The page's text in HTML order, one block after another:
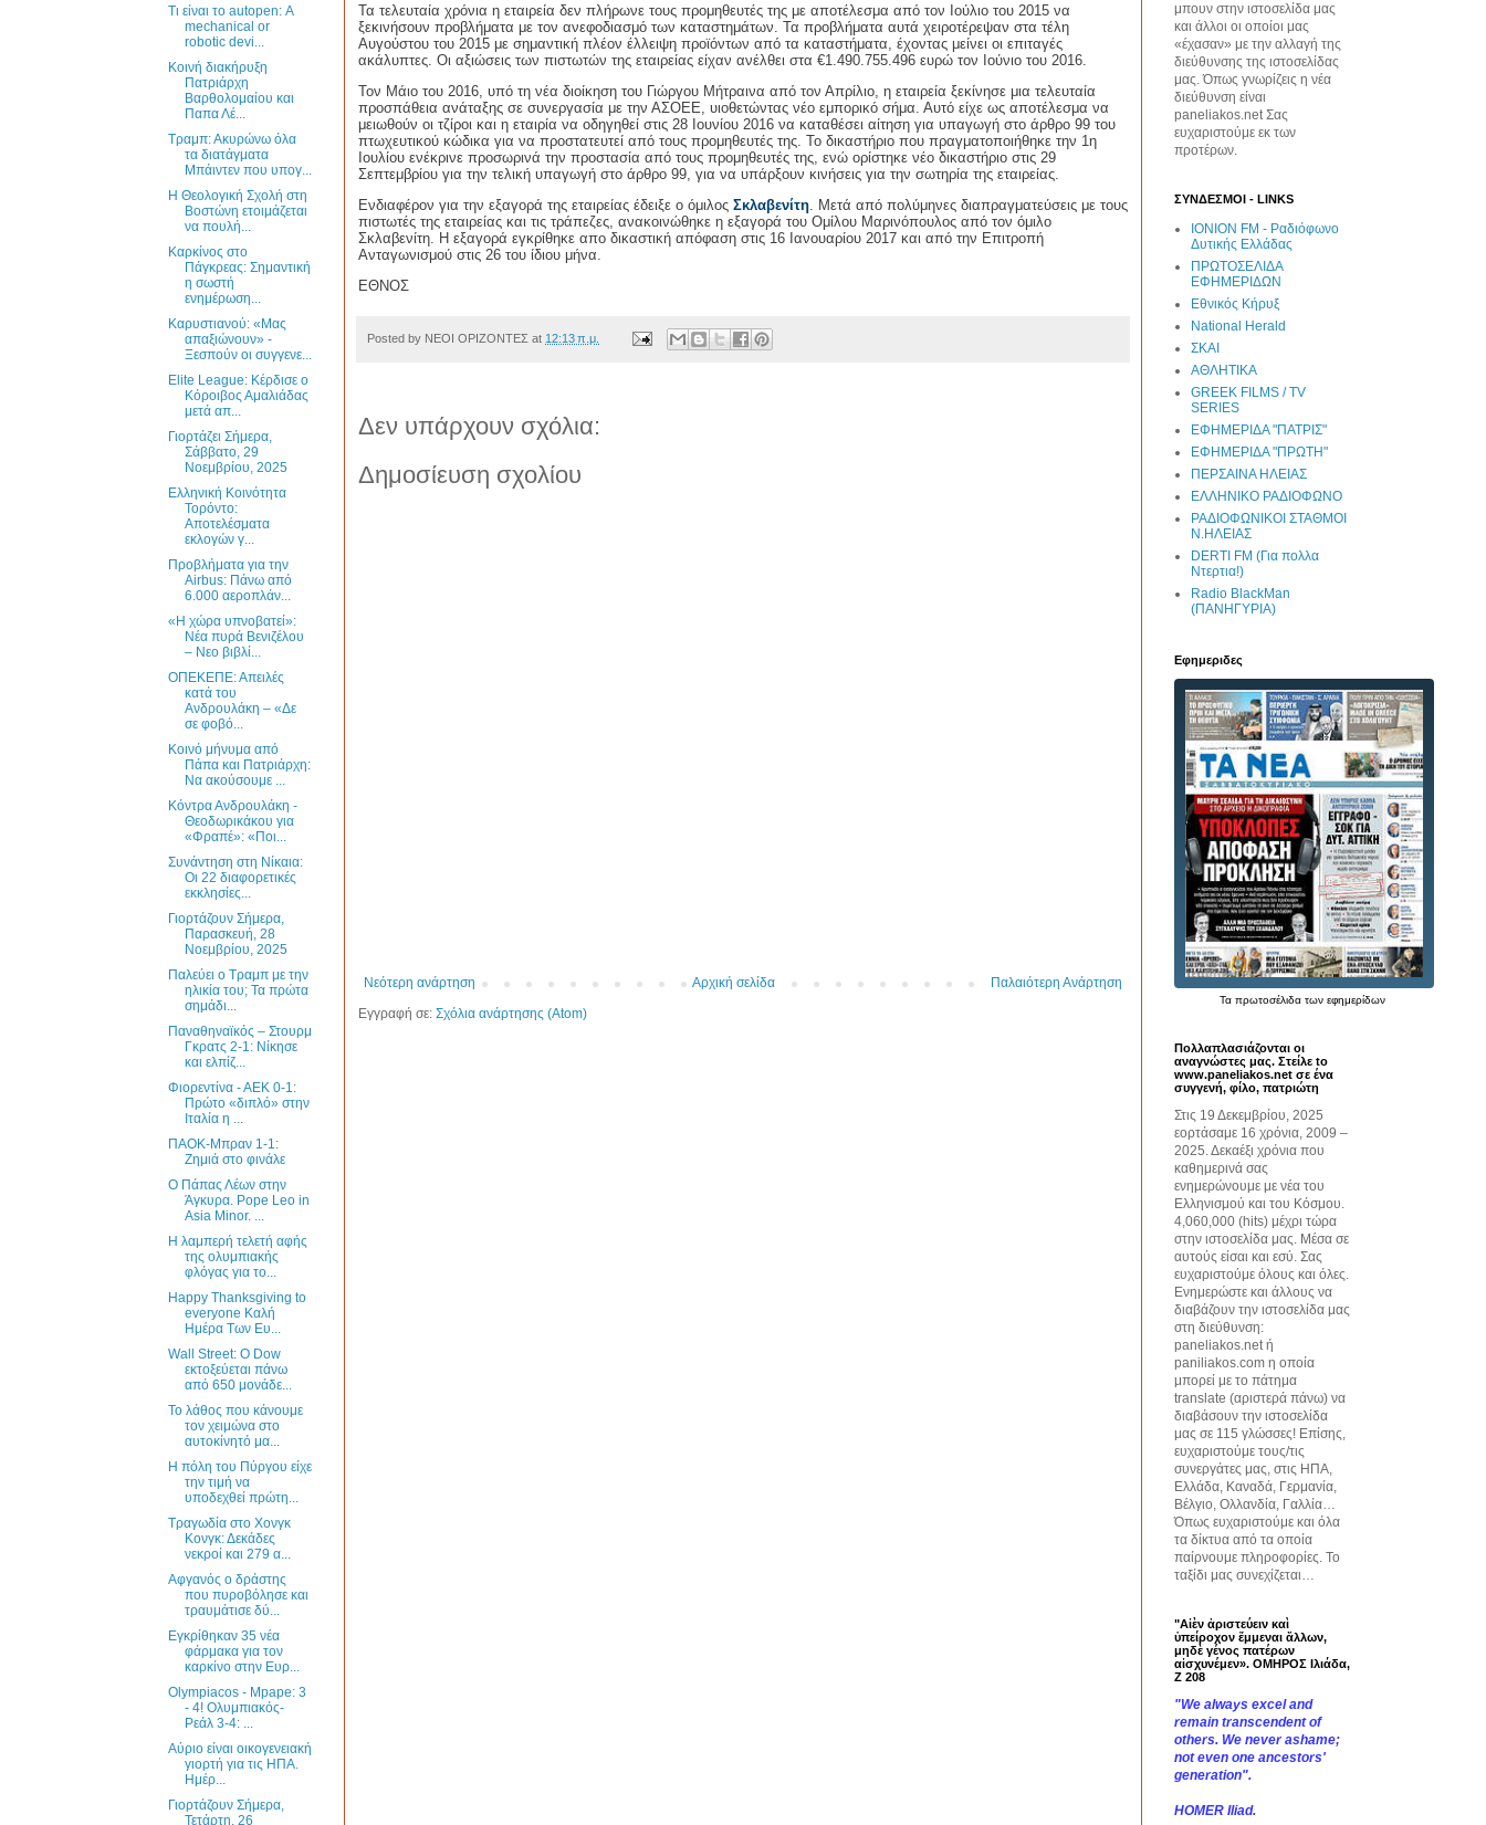
Τα τελευταία χρόνια η εταιρεία δεν πλήρωνε τους προμηθευτές της με αποτέλεσμα από τον Ιούλιο του 2015 να
ξεκινήσουν προβλήματα με τον ανεφοδιασμό των καταστημάτων. Τα προβλήματα αυτά χειροτέρεψαν στα τέλη
Αυγούστου του 2015 με σημαντική πλέον έλλειψη προϊόντων από τα καταστήματα, έχοντας μείνει οι επιταγές
ακάλυπτες. Οι αξιώσεις των πιστωτών της εταιρείας είχαν ανέλθει στα €1.490.755.496 ευρώ τον Ιούνιο του 2016.
Τον Μάιο του 2016, υπό τη νέα διοίκηση του Γιώργου Μήτραινα από τον Απρίλιο, η εταιρεία ξεκίνησε μια τελευταία
προσπάθεια ανάταξης σε συνεργασία με την ΑΣΟΕΕ, υιοθετώντας νέο εμπορικό σήμα. Αυτό είχε ως αποτέλεσμα να
μειωθούν οι τζίροι και η εταιρία να οδηγηθεί στις 28 Ιουνίου 2016 να καταθέσει αίτηση για υπαγωγή στο άρθρο 99 του
πτωχευτικού κώδικα για να προστατευτεί από τους προμηθευτές της. Το δικαστήριο που πραγματοποιήθηκε την 1η
Ιουλίου ενέκρινε προσωρινά την προστασία από τους προμηθευτές της, ενώ ορίστηκε νέο δικαστήριο στις 29
Σεπτεμβρίου για την τελική υπαγωγή στο άρθρο 99, για να υπάρξουν κινήσεις για την σωτηρία της εταιρείας.
Ενδιαφέρον για την εξαγορά της εταιρείας έδειξε ο όμιλος Σκλαβενίτη. Μετά από πολύμηνες διαπραγματεύσεις με τους
πιστωτές της εταιρείας και τις τράπεζες, ανακοινώθηκε η εξαγορά του Ομίλου Μαρινόπουλος από τον όμιλο
Σκλαβενίτη. Η εξαγορά εγκρίθηκε απο δικαστική απόφαση στις 16 Ιανουαρίου 2017 και από την Επιτροπή
Ανταγωνισμού στις 26 του ίδιου μήνα.
ΕΘΝΟΣ
Posted by ΝΕΟΙ ΟΡΙΖΟΝΤΕΣ at 12:13 π.μ.
Δεν υπάρχουν σχόλια:
Δημοσίευση σχολίου
Νεότερη ανάρτηση Παλαιότερη Ανάρτηση
Αρχική σελίδα
Εγγραφή σε: Σχόλια ανάρτησης (Atom)
Τι είναι το autopen: Α
mechanical or
robotic devi...
Κοινή διακήρυξη
Πατριάρχη
Βαρθολομαίου και
Παπα Λέ...
Τραμπ: Ακυρώνω όλα
τα διατάγματα
Μπάιντεν που υπογ...
Η Θεολογική Σχολή στη
Βοστώνη ετοιμάζεται
να πουλή...
Καρκίνος στο
Πάγκρεας: Σημαντική
η σωστή
ενημέρωση...
Καρυστιανού: «Μας
απαξιώνουν» -
Ξεσπούν οι συγγενε...
Elite League: Κέρδισε ο
Κόροιβος Αμαλιάδας
μετά απ...
Γιορτάζει Σήμερα,
Σάββατο, 29
Νοεμβρίου, 2025
Ελληνική Κοινότητα
Τορόντο:
Αποτελέσματα
εκλογών γ...
Προβλήματα για την
Airbus: Πάνω από
6.000 αεροπλάν...
«Η χώρα υπνοβατεί»:
Νέα πυρά Βενιζέλου
– Νεο βιβλί...
ΟΠΕΚΕΠΕ: Απειλές
κατά του
Ανδρουλάκη – «Δε
σε φοβό...
Κοινό μήνυμα από
Πάπα και Πατριάρχη:
Να ακούσουμε ...
Κόντρα Ανδρουλάκη -
Θεοδωρικάκου για
«Φραπέ»: «Ποι...
Συνάντηση στη Νίκαια:
Οι 22 διαφορετικές
εκκλησίες...
Γιορτάζουν Σήμερα,
Παρασκευή, 28
Νοεμβρίου, 2025
Παλεύει ο Τραμπ με την
ηλικία του; Τα πρώτα
σημάδι...
Παναθηναϊκός – Στουρμ
Γκρατς 2-1: Νίκησε
και ελπίζ...
Φιορεντίνα - ΑΕΚ 0-1:
Πρώτο «διπλό» στην
Ιταλία η ...
ΠΑΟΚ-Μπραν 1-1:
Ζημιά στο φινάλε
Ο Πάπας Λέων στην
Άγκυρα. Pope Leo in
Asia Minor. ...
Η λαμπερή τελετή αφής
της ολυμπιακής
φλόγας για το...
Happy Thanksgiving to
everyone Καλή
Ημέρα Των Ευ...
Wall Street: Ο Dow
εκτοξεύεται πάνω
από 650 μονάδε...
Το λάθος που κάνουμε
τον χειμώνα στο
αυτοκίνητό μα...
Η πόλη του Πύργου είχε
την τιμή να
υποδεχθεί πρώτη...
Τραγωδία στο Χονγκ
Κονγκ: Δεκάδες
νεκροί και 279 α...
Αφγανός ο δράστης
που πυροβόλησε και
τραυμάτισε δύ...
Εγκρίθηκαν 35 νέα
φάρμακα για τον
καρκίνο στην Ευρ...
Olympiacos - Μpape: 3
- 4! Ολυμπιακός-
Ρεάλ 3-4: ...
Αύριο είναι οικογενειακή
γιορτή για τις ΗΠΑ.
Ημέρ...
Γιορτάζουν Σήμερα,
Τετάρτη, 26
μπουν στην ιστοσελίδα μας
και άλλοι οι οποίοι μας
«έχασαν» με την αλλαγή της
διεύθυνσης της ιστοσελίδας
μας. Όπως γνωρίζεις η νέα
διεύθυνση είναι
paneliakos.net Σας
ευχαριστούμε εκ των
προτέρων.
ΣΥΝΔΕΣΜΟΙ - LINKS
IONION FM - Ραδιόφωνο
Δυτικής Ελλάδας
ΠΡΩΤΟΣΕΛΙΔΑ
ΕΦΗΜΕΡΙΔΩΝ
Εθνικός Κήρυξ
National Herald
ΣΚΑΙ
ΑΘΛΗΤΙΚΑ
GREEK FILMS / TV
SERIES
ΕΦΗΜΕΡΙΔΑ "ΠΑΤΡΙΣ"
ΕΦΗΜΕΡΙΔΑ "ΠΡΩΤΗ"
ΠΕΡΣΑΙΝΑ ΗΛΕΙΑΣ
ΕΛΛΗΝΙΚΟ ΡΑΔΙΟΦΩΝΟ
ΡΑΔΙΟΦΩΝΙΚΟΙ ΣΤΑΘΜΟΙ
Ν.ΗΛΕΙΑΣ
DERTI FM (Για πολλα
Ντερτια!)
Radio BlackMan
(ΠΑΝΗΓΥΡΙΑ)
Εφημεριδες
Τα πρωτοσέλιδα των εφημερίδων
Πολλαπλασιάζονται οι
αναγνώστες μας. Στείλε to
www.paneliakos.net σε ένα
συγγενή, φίλο, πατριώτη
Στις 19 Δεκεμβρίου, 2025
εορτάσαμε 16 χρόνια, 2009 –
2025. Δεκαέξι χρόνια που
καθημερινά σας
ενημερώνουμε με νέα του
Ελληνισμού και του Κόσμου.
4,060,000 (hits) μέχρι τώρα
στην ιστοσελίδα μας. Μέσα σε
αυτούς είσαι και εσύ. Σας
ευχαριστούμε όλους και όλες.
Ενημερώστε και άλλους να
διαβάζουν την ιστοσελίδα μας
στη διεύθυνση:
paneliakos.net ή
paniliakos.com η οποία
μπορεί με το πάτημα
translate (αριστερά πάνω) να
διαβάσουν την ιστοσελίδα
μας σε 115 γλώσσες! Επίσης,
ευχαριστούμε τους/τις
συνεργάτες μας, στις ΗΠΑ,
Ελλάδα, Καναδά, Γερμανία,
Βέλγιο, Ολλανδία, Γαλλία…
Όπως ευχαριστούμε και όλα
τα δίκτυα από τα οποία
παίρνουμε πληροφορίες. Το
ταξίδι μας συνεχίζεται…
"Αἰὲν ἀριστεύειν καὶ
ὑπείροχον ἔμμεναι ἄλλων,
μηδὲ γένος πατέρων
αἰσχυνέμεν». ΟΜΗΡΟΣ Ιλιάδα,
Ζ 208
"We always excel and
remain transcendent of
others. We never ashame;
not even one ancestors'
generation".
HOMER Iliad.